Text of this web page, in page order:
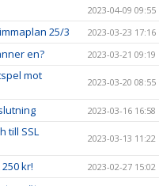
2023-04-09 09:55
25/3 2023-03-23 17:16
en? 2023-03-21 09:19
mot
2023-03-20 08:55
2023-03-16 16:58
till SSL
2023-03-13 11:22
kr! 2023-02-27 15:02